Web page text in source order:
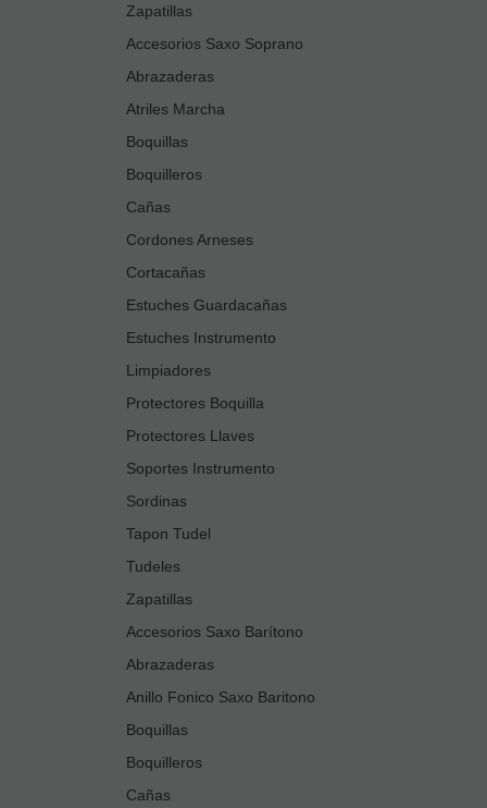
Zapatillas
Accesorios Saxo Soprano
Abrazaderas
Atriles Marcha
Boquillas
Boquilleros
Cañas
Cordones Arneses
Cortacañas
Estuches Guardacañas
Estuches Instrumento
Limpiadores
Protectores Boquilla
Protectores Llaves
Soportes Instrumento
Sordinas
Tapon Tudel
Tudeles
Zapatillas
Accesorios Saxo Barítono
Abrazaderas
Anillo Fonico Saxo Baritono
Boquillas
Boquilleros
Cañas